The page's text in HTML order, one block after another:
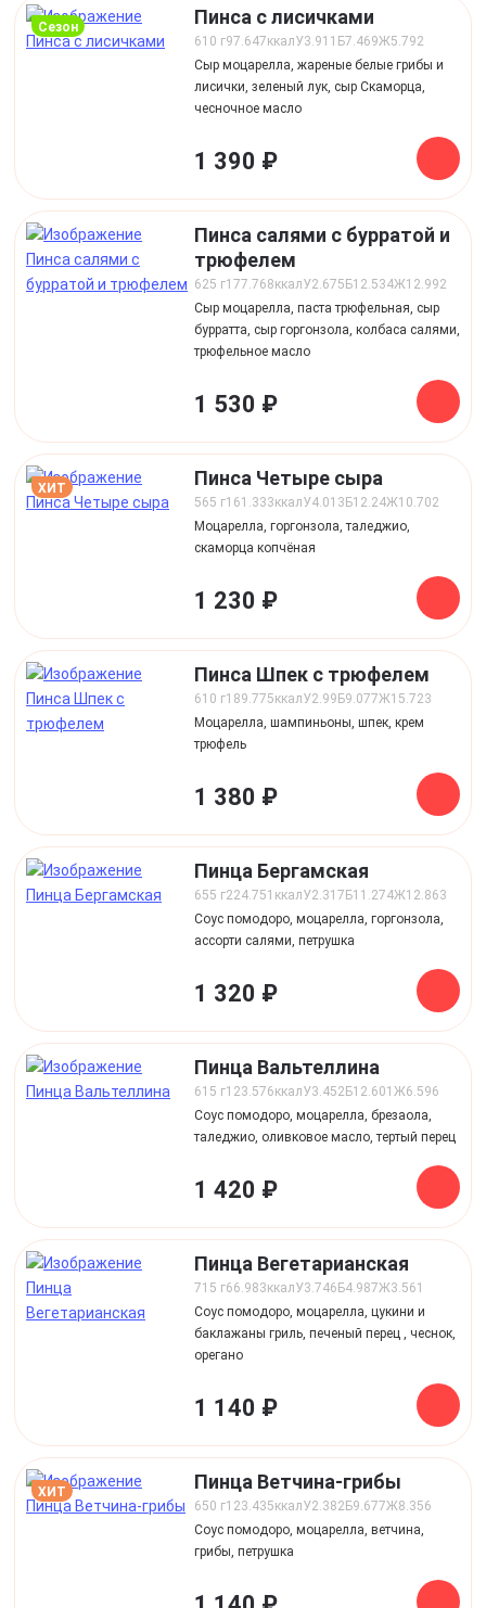
сезон Пинса с лисичками
610 г ккал
97.647 У3.911 Б7.469Ж5.792
Сыр моцарелла, жареные белые грибы и
лисички, зеленый лук, сыр Скаморца,
чесночное масло
1 390 ₽
Пинса салями с бурратой и
трюфелем
625 г ккал
177.768 У2.675 Б12.534Ж12.992
Сыр моцарелла, паста трюфельная, сыр
бурратта, сыр горгонзола, колбаса салями,
трюфельное масло
1 530 ₽
ХИТ Пинса Четыре сыра
565 г ккал
161.333 У4.013 Б12.24Ж10.702
Моцарелла, горгонзола, таледжио,
скаморца копчёная
1 230 ₽
Пинса Шпек с трюфелем
610 г ккал
189.775 У2.99 Б9.077Ж15.723
Моцарелла, шампиньоны, шпек, крем
трюфель
1 380 ₽
Пинца Бергамская
655 г ккал
224.751 У2.317 Б11.274Ж12.863
Соус помодоро, моцарелла, горгонзола,
ассорти салями, петрушка
1 320 ₽
Пинца Вальтеллина
615 г ккал
123.576 У3.452 Б12.601 Ж6.596
Соус помодоро, моцарелла, брезаола,
таледжио, оливковое масло, тертый перец
1 420 ₽
Пинца Вегетарианская
715 г ккал
66.983 У3.746 Б4.987Ж3.561
Соус помодоро, моцарелла, цукини и
баклажаны гриль, печеный перец , чеснок,
орегано
1 140 ₽
ХИТ Пинца Ветчина-грибы
650 г ккал
123.435 У2.382 Б9.677Ж8.356
Соус помодоро, моцарелла, ветчина,
грибы, петрушка